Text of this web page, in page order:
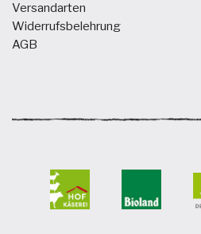
Versandarten
Widerrufsbelehrung
AGB